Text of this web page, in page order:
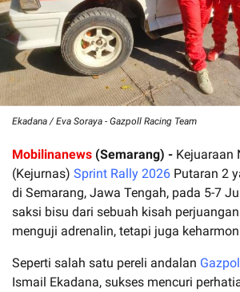
Ekadana / Eva Soraya - Gazpoll Racing Team
Mobilinanews (Semarang) - Kejuaraan
(Kejurnas) Sprint Rally 2026 Putaran 2
di Semarang, Jawa Tengah, pada 5-7
saksi bisu dari sebuah kisah
menguji adrenalin, tetapi juga
Seperti salah satu pereli andalan
Ismail Ekadana, sukses mencuri